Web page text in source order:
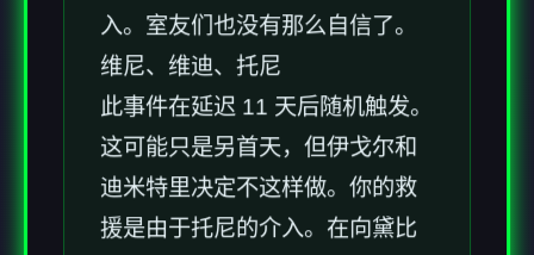
入。室友们也没有那么自信了。
维尼、维迪、托尼
此事件在延迟 11 天后随机触发。
这可能只是另首天，但伊戈尔和
迪米特里决定不这样做。你的救
援是由于托尼的介入。在向黛比